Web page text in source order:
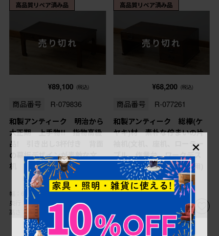
高品質リペア済み品
売り切れ
¥89,100 (税込)
商品番号 R-079836
和製アンティーク 明治から
大正期 上手物!! 指物高級
品! 引き出し3杯付き 背面
の幕板デザインが素敵な文
机 (R-079836)
幅：695㎜
奥行：375㎜
高さ：280㎜
高品質リペア済み品
売り切れ
¥68,200 (税込)
商品番号 R-077261
和製アンティーク 総欅(ケ
ヤキ)材 素朴な佇まいの片
袖机(文机、座机、ローテー
ブル、作業台、ワークデス
ク、在宅用、在宅ワーク用)
(R-077261)
幅：855㎜
高さ：315㎜
×